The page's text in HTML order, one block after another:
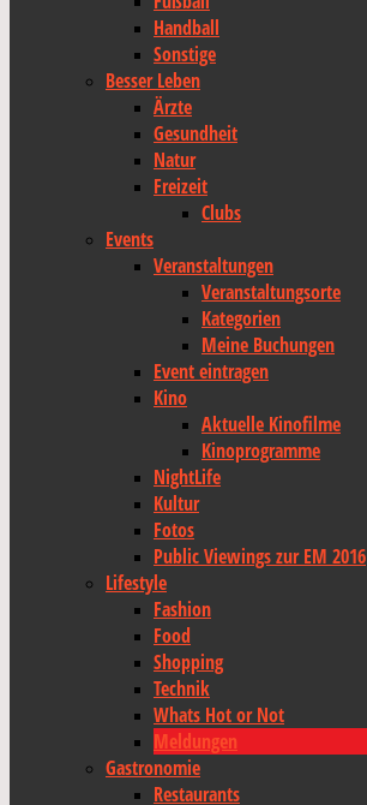
Handball
Sonstige
Besser Leben
Ärzte
Gesundheit
Natur
Freizeit
Clubs
Events
Veranstaltungen
Veranstaltungsorte
Kategorien
Meine Buchungen
Event eintragen
Kino
Aktuelle Kinofilme
Kinoprogramme
NightLife
Kultur
Fotos
Public Viewings zur EM 2016
Lifestyle
Fashion
Food
Shopping
Technik
Whats Hot or Not
Meldungen
Gastronomie
Restaurants